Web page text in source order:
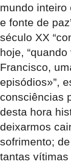
mundo inteiro
e fonte de
século XX
hoje,
Francisco,
episódios»”,
consciências
desta hora
deixarmos
sofrimento;
tantas